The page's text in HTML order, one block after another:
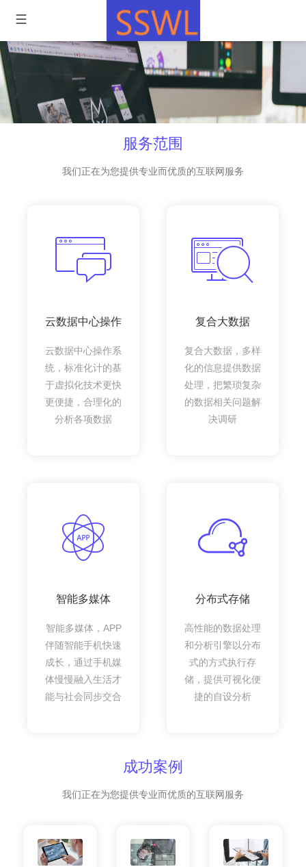
服务范围
我们正在为您提供专业而优质的互联网服务
云数据中心操作
云数据中心操作系
统，标准化计的基
于虚拟化技术更快
更便捷，合理化的
分析各项数据
复合大数据
复合大数据，多样
化的信息提供数据
处理，把繁琐复杂
的数据相关问题解
决调研
智能多媒体
智能多媒体，APP
伴随智能手机快速
成长，通过手机媒
体慢慢融入生活才
能与社会同步交合
分布式存储
高性能的数据处理
和分析引擎以分布
式的方式执行存
储，提供可视化便
捷的自设分析
成功案例
我们正在为您提供专业而优质的互联网服务